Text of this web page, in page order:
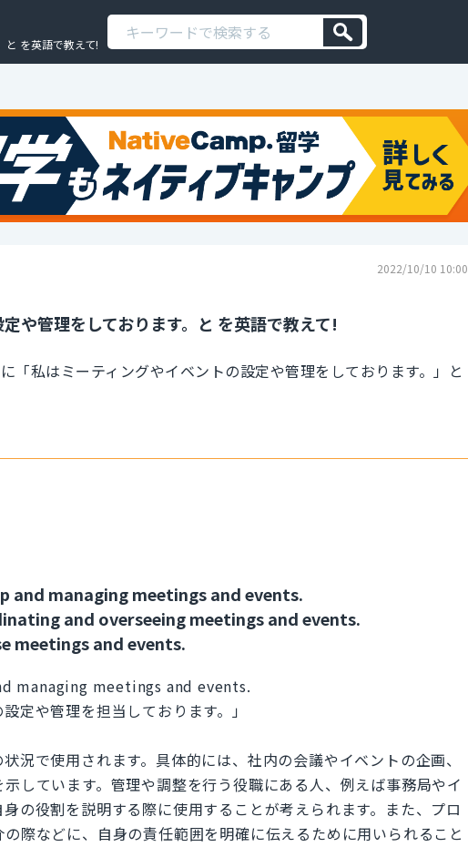
と を英語で教えて!
2022/10/10 10:00
や管理をしております。と を英語で教えて!
「私はミーティングやイベントの設定や管理をしております。」と
and managing meetings and events.
and overseeing meetings and events.
meetings and events.
managing meetings and events.
定や管理を担当しております。」
況で使用されます。具体的には、社内の会議やイベントの企画、
しています。管理や調整を行う役職にある人、例えば事務局やイ
の役割を説明する際に使用することが考えられます。また、プロ
際などに、自身の責任範囲を明確に伝えるために用いられること